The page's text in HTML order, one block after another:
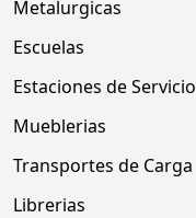
Metalurgicas
Escuelas
Estaciones de Servicio
Mueblerias
Transportes de Carga
Librerias